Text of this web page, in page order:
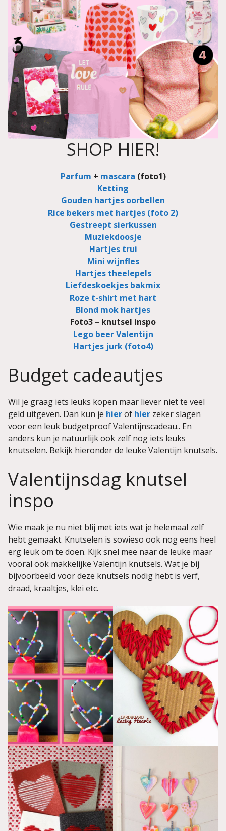
SHOP HIER!
Parfum + mascara (foto1)
Ketting
Gouden hartjes oorbellen
Rice bekers met hartjes (foto 2)
Gestreept sierkussen
Muziekdoosje
Hartjes trui
Mini wijnfles
Hartjes theelepels
Liefdeskoekjes bakmix
Roze t-shirt met hart
Blond mok hartjes
Foto3 – knutsel inspo
Lego beer Valentijn
Hartjes jurk (foto4)
Budget cadeautjes
Wil je graag iets leuks kopen maar liever niet te veel
geld uitgeven. Dan kun je hierof hier zeker slagen
voor een leuk budgetproof Valentijnscadeau.. En
anders kun je natuurlijk ook zelf nog iets leuks
knutselen. Bekijk hieronder de leuke Valentijn knutsels.
Valentijnsdag knutsel
inspo
Wie maak je nu niet blij met iets wat je helemaal zelf
hebt gemaakt. Knutselen is sowieso ook nog eens heel
erg leuk om te doen. Kijk snel mee naar de leuke maar
vooral ook makkelijke Valentijn knutsels. Wat je bij
bijvoorbeeld voor deze knutsels nodig hebt is verf,
draad, kraaltjes, klei etc.